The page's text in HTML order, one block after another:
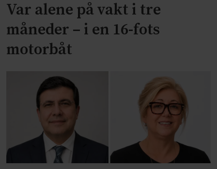
Var alene på vakt i tre
måneder – i en 16-fots
motorbåt